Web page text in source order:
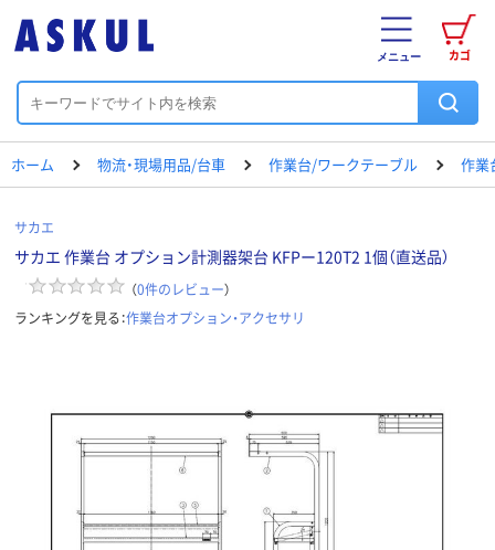
カゴ
メニュー
ホーム 物流・現場用品/台車 作業台/ワークテーブル 作業
サカエ
サカエ 作業台 オプション計測器架台 KFPー120T2 1個（直送品）
（0件のレビュー）
ランキングを見る：作業台オプション・アクセサリ